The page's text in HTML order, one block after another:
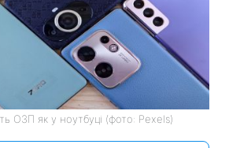
ОЗП як у ноутбуці (фото: Pexels)